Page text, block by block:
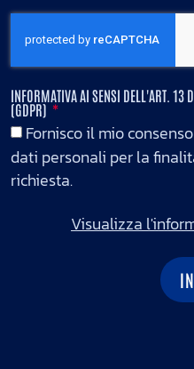
INFORMATIVA AI SENSI DELL'ART. 13
(GDPR)
Fornisco il mio
dati personali per la
richiesta.
Visualizza